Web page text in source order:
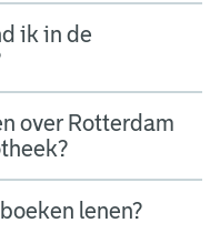
ik in de
over Rotterdam
lenen?